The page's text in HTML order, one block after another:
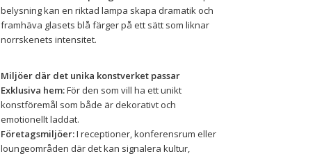
belysning kan en riktad lampa skapa dramatik och
framhäva glasets blå färger på ett sätt som liknar
norrskenets intensitet.
Miljöer där det unika konstverket passar
Exklusiva hem: För den som vill ha ett unikt
konstföremål som både är dekorativt och
emotionellt laddat.
Företagsmiljöer: I receptioner, konferensrum eller
loungeområden där det kan signalera kultur,